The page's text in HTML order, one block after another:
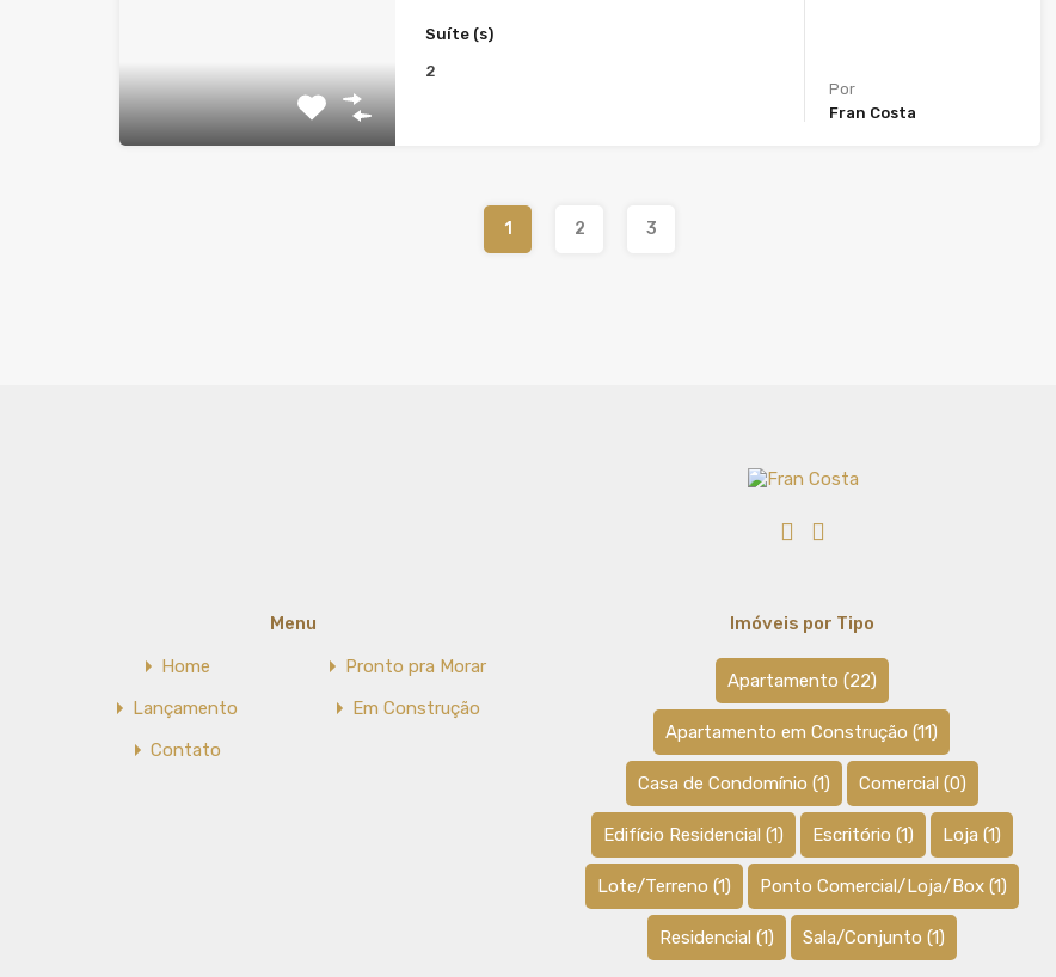
Suíte (s)
2
Por
Fran Costa
1 2 3
Menu
Home
Pronto pra Morar
Lançamento
Em Construção
Contato
Imóveis por Tipo
Apartamento (22)
Apartamento em Construção (11)
Casa de Condomínio (1) Comercial (0)
Edifício Residencial (1) Escritório (1) Loja (1)
Lote/Terreno (1) Ponto Comercial/Loja/Box(1)
Residencial (1) Sala/Conjunto (1)